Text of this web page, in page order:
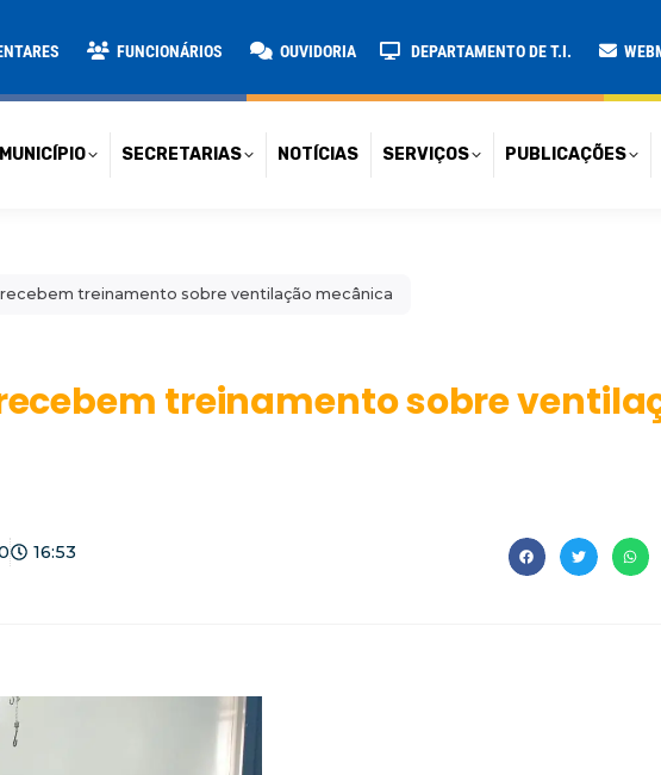
FUNCIONÁRIOS OUVIDORIA DEPARTAMENTO DE T.I.
SECRETARIAS NOTÍCIAS SERVIÇOS PUBLICAÇÕES
treinamento sobre ventilação mecânica
treinamento sobre
16:53